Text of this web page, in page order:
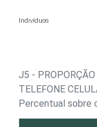
Indivíduos
J5 -
TELEFONE
Percentual sobre